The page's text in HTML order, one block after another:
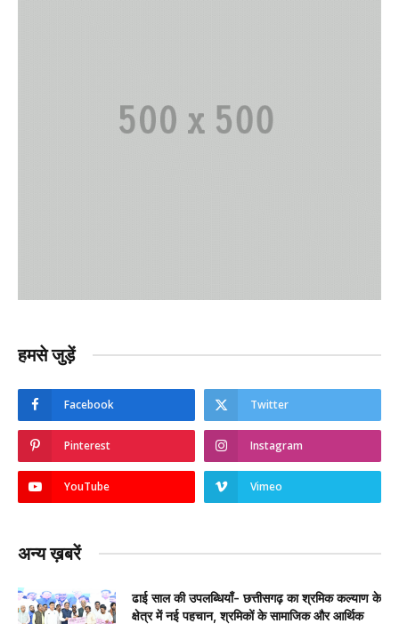
हमसे जुड़ें
Facebook Twitter
Pinterest Instagram
YouTube Vimeo
अन्य ख़बरें
ढाई साल की उपलब्धियाँ- छत्तीसगढ़ का श्रमिक कल्याण के
क्षेत्र में नई पहचान, श्रमिकों के सामाजिक और आर्थिक